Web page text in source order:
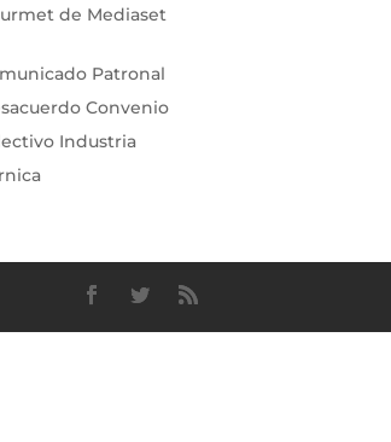
de Mediaset
Patronal
Convenio
Industria